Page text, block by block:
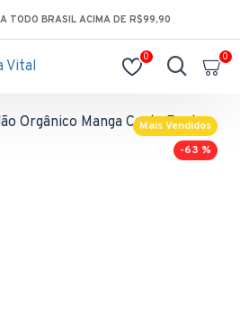
TODO BRASIL ACIMA DE R$99,90
0 0
Mais Vendidos
-63 %